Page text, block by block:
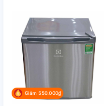
Giảm 550.000₫